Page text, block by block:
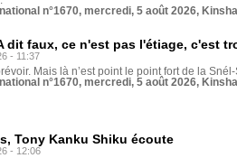
n°1670, mercredi, 5 août 2026,
dit faux, ce n'est pas l'étiage, c'est
- 11:37
Mais là n’est point le point fort de la
n°1670, mercredi, 5 août 2026,
Tony Kanku Shiku écoute
- 12:06